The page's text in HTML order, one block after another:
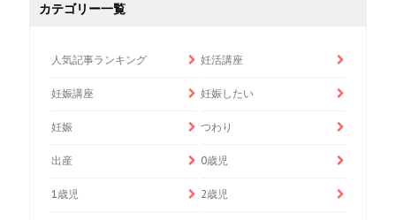
カテゴリー一覧
人気記事ランキング 妊活講座
妊娠講座 妊娠したい
妊娠 つわり
出産 0歳児
1歳児 2歳児